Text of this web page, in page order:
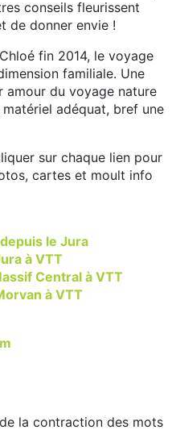
conseils fleurissent
de donner envie !
fin 2014, le voyage
familiale. Une
amour du voyage nature
adéquat, bref une
sur chaque lien pour
cartes et moult info
le Jura
à VTT
Central à VTT
à VTT
la contraction des mots